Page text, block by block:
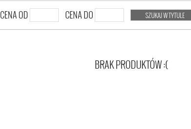
CENA OD CENA DO SZUKAJ W TYTULE
BRAK PRODUKTÓW :(